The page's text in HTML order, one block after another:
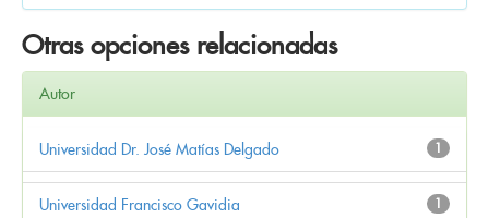
Otras opciones relacionadas
Autor
1
Universidad Dr. José Matías Delgado
1
Universidad Francisco Gavidia